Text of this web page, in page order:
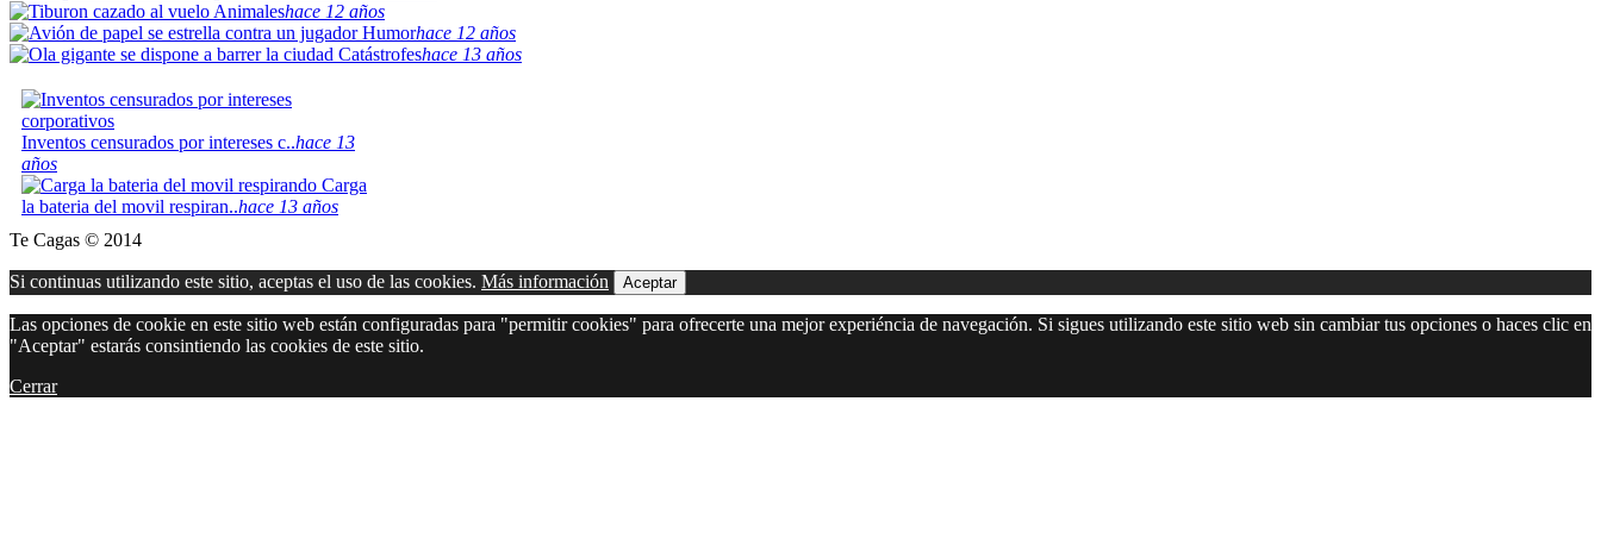
Animaleshace 12 años
Humorhace 12 años
Catástrofeshace 13 años
Inventos censurados por intereses c..hace 13
años
Carga
la bateria del movil respiran..hace 13 años
Te Cagas © 2014
Si continuas utilizando este sitio, aceptas el uso de las cookies. Más información Aceptar
Las opciones de cookie en este sitio web están configuradas para "permitir cookies" para ofrecerte una mejor experiéncia de navegación. Si sigues utilizando este sitio web sin cambiar tus opciones o haces clic en
"Aceptar" estarás consintiendo las cookies de este sitio.
Cerrar